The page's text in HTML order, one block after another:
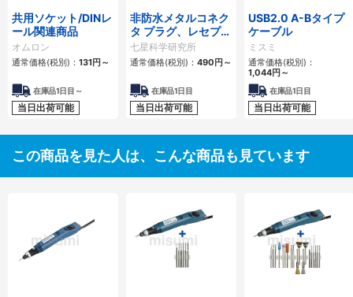
共用ソケット/DINレ
ール関連商品
オムロン
通常価格(税別)： 131円 ～
在庫品1日目～
当日出荷可能
非防水メタルコネク
タ プラグ、レセプタ
クル、アダプタ
NCSシリーズ
七星科学研究所
通常価格(税別)： 490円 ～
在庫品1日目
当日出荷可能
USB2.0 A-Bタイプ
ケーブル
ミスミ
通常価格(税別)：
1,044円 ～
在庫品1日目
当日出荷可能
この商品を見た人は、こんな商品も見ています